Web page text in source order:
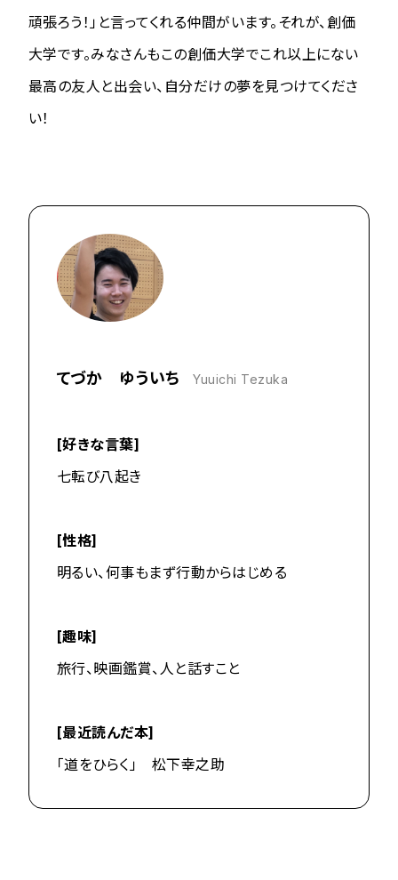
頑張ろう！」と言ってくれる仲間がいます。それが、創価
大学です。みなさんもこの創価大学でこれ以上にない
最高の友人と出会い、自分だけの夢を見つけてくださ
い！
てづか ゆういち Yuuichi Tezuka
[好きな言葉]
七転び八起き
[性格]
明るい、何事もまず行動からはじめる
[趣味]
旅行、映画鑑賞、人と話すこと
[最近読んだ本]
「道をひらく」 松下幸之助